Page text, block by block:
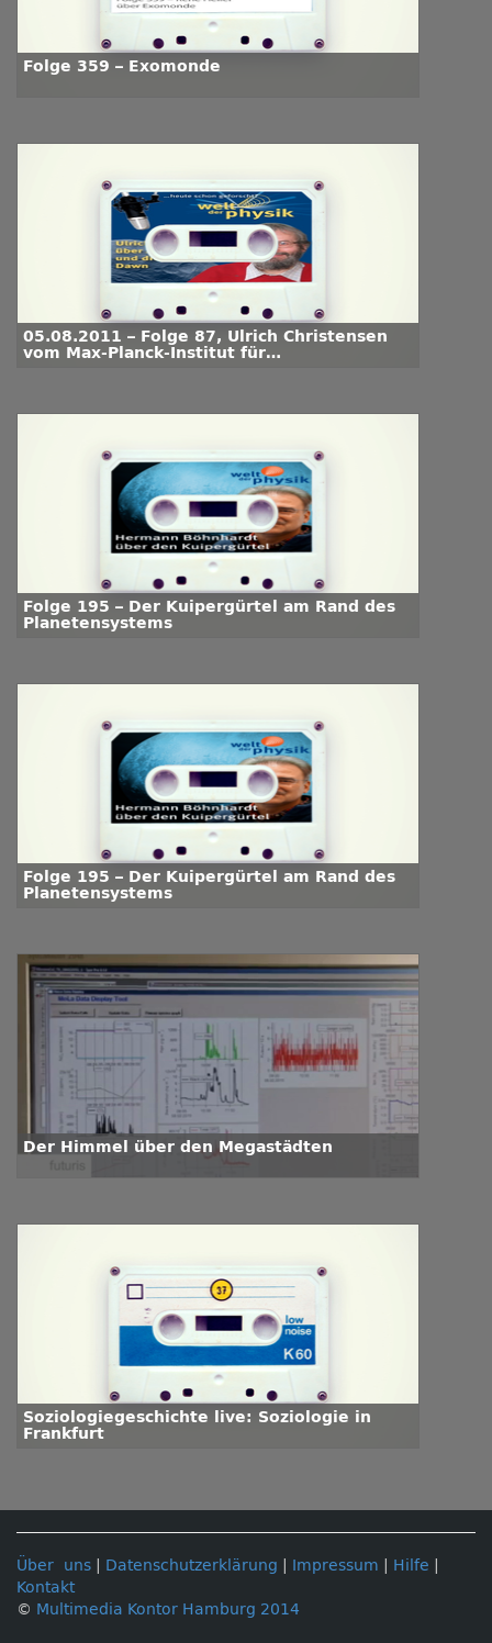
Folge 359 – Exomonde
05.08.2011 – Folge 87, Ulrich Christensen
vom Max-Planck-Institut für
Folge 195 – Der Kuipergürtel am Rand des
Planetensystems
Folge 195 – Der Kuipergürtel am Rand des
Planetensystems
Der Himmel über den Megastädten
Soziologiegeschichte live: Soziologie in
Frankfurt
Über uns Datenschutzerklärung Impressum Hilfe
Kontakt
© Multimedia Kontor Hamburg 2014